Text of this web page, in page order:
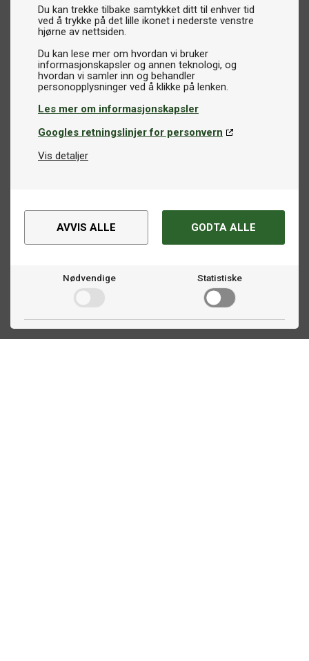
Du kan trekke tilbake samtykket ditt til enhver tid
ved å trykke på det lille ikonet i nederste venstre
hjørne av nettsiden.
Du kan lese mer om hvordan vi bruker
informasjonskapsler og annen teknologi, og
hvordan vi samler inn og behandler
Les mer om informasjonskapsler
Googles retningslinjer for personvern
Vis detaljer
AVVIS ALLE GODTA ALLE
Nødvendige Statistiske
Markedsføring